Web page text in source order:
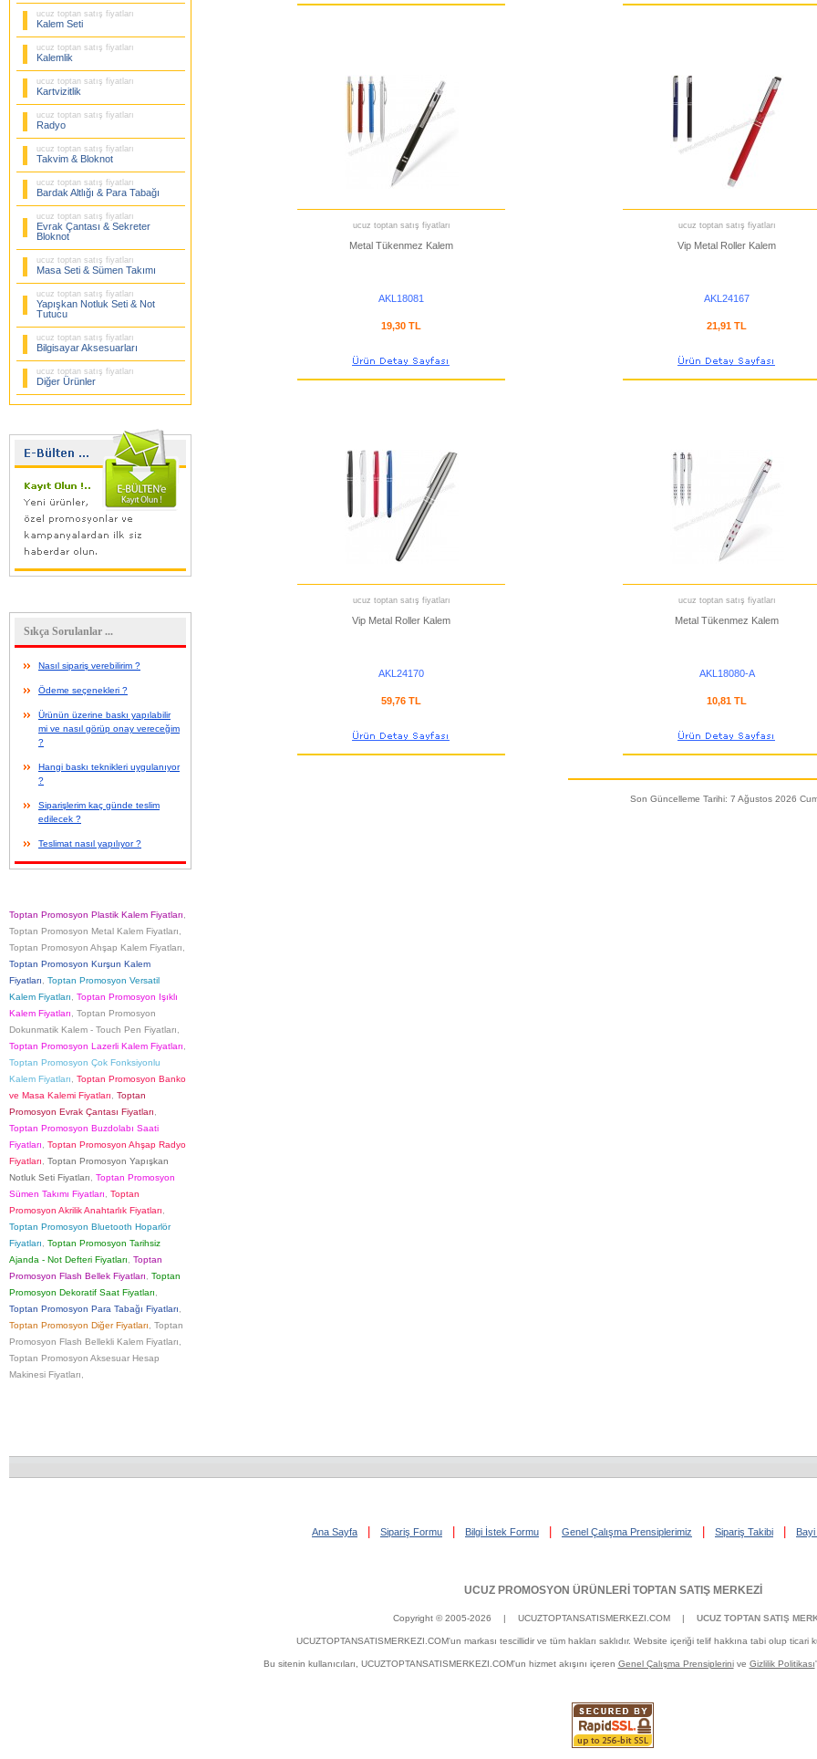
ucuz toptan satış fiyatları
Kalem Seti
ucuz toptan satış fiyatları
Kalemlik
ucuz toptan satış fiyatları
Kartvizitlik
ucuz toptan satış fiyatları
Radyo
ucuz toptan satış fiyatları
Takvim & Bloknot
ucuz toptan satış fiyatları
Bardak Altlığı & Para Tabağı
ucuz toptan satış fiyatları
Evrak Çantası & Sekreter
Bloknot
ucuz toptan satış fiyatları
Masa Seti & Sümen Takımı
ucuz toptan satış fiyatları
Yapışkan Notluk Seti & Not
Tutucu
ucuz toptan satış fiyatları
Bilgisayar Aksesuarları
ucuz toptan satış fiyatları
Diğer Ürünler
Sıkça Sorulanlar ...
Nasıl sipariş verebilirim ?
Ödeme seçenekleri ?
Ürünün üzerine baskı yapılabilir
mi ve nasıl görüp onay vereceğim
?
Hangi baskı teknikleri uygulanıyor
?
Siparişlerim kaç günde teslim
edilecek ?
Teslimat nasıl yapılıyor ?
Toptan Promosyon Plastik Kalem Fiyatları
Toptan Promosyon Metal Kalem Fiyatları
Toptan Promosyon Ahşap Kalem Fiyatları
Toptan Promosyon Kurşun Kalem
Fiyatları
Toptan Promosyon Versatil
Kalem Fiyatları
Toptan Promosyon Işıklı
Kalem Fiyatları
Toptan Promosyon
Dokunmatik Kalem - Touch Pen Fiyatları
Toptan Promosyon Lazerli Kalem Fiyatları
Toptan Promosyon Çok Fonksiyonlu
Kalem Fiyatları
Toptan Promosyon Banko
ve Masa Kalemi Fiyatları
Toptan
Promosyon Evrak Çantası Fiyatları
Toptan Promosyon Buzdolabı Saati
Fiyatları
Toptan Promosyon Ahşap Radyo
Fiyatları
Toptan Promosyon Yapışkan
Notluk Seti Fiyatları
Toptan Promosyon
Sümen Takımı Fiyatları
Toptan
Promosyon Akrilik Anahtarlık Fiyatları
Toptan Promosyon Bluetooth Hoparlör
Fiyatları
Toptan Promosyon Tarihsiz
Ajanda - Not Defteri Fiyatları
Toptan
Promosyon Flash Bellek Fiyatları
Toptan
Promosyon Dekoratif Saat Fiyatları
Toptan Promosyon Para Tabağı Fiyatları
Toptan Promosyon Diğer Fiyatları
Toptan
Promosyon Flash Bellekli Kalem Fiyatları
Toptan Promosyon Aksesuar Hesap
Makinesi Fiyatları
ucuz toptan satış fiyatları
Metal Tükenmez Kalem
AKL18081
19,30 TL
ucuz toptan satış fiyatları
Vip Metal Roller Kalem
AKL24167
21,91 TL
ucuz toptan satış fiyatları
Vip Metal Roller Kalem
AKL24170
59,76 TL
ucuz toptan satış fiyatları
Metal Tükenmez Kalem
AKL18080-A
10,81 TL
Son Güncelleme Tarihi: 7 Ağustos 2026
Ana Sayfa Sipariş Formu Bilgi İstek Formu Genel Çalışma Prensiplerimiz Sipariş Takibi
UCUZ PROMOSYON ÜRÜNLERİ TOPTAN SATIŞ MERKEZİ
Copyright © 2005-2026 | UCUZTOPTANSATISMERKEZI.COM | UCUZ TOPTAN SATIŞ
UCUZTOPTANSATISMERKEZI.COM'un markası tescillidir ve tüm hakları saklıdır. Website içeriği telif hakkına tabi olup ticari
Bu sitenin kullanıcıları, UCUZTOPTANSATISMERKEZI.COM'un hizmet akışını içeren Genel Çalışma Prensiplerinive Gizlilik Politikası